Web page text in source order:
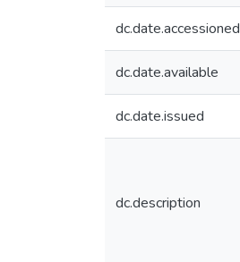
dc.date.accessioned
dc.date.available
dc.date.issued
dc.description